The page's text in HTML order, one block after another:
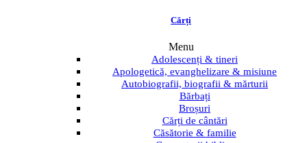
Cărți
Menu
Adolescenți & tineri
Apologetică, evanghelizare & misiune
Autobiografii, biografii & mărturii
Bărbați
Broșuri
Cărți de cântări
Căsătorie & familie